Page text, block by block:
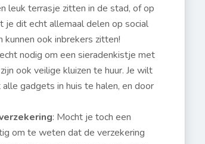
leuk terrasje zitten in de stad, of op
je dit echt allemaal delen op social
kunnen ook inbrekers zitten!
nodig om een sieradenkistje met
ook veilige kluizen te huur. Je wilt
gadgets in huis te halen, en door
: Mocht je toch een
om te weten dat de verzekering